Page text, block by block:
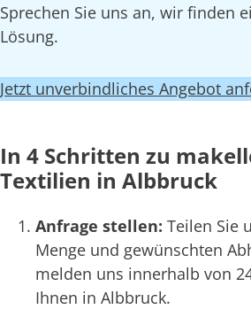
Sprechen Sie uns an, wir finden
Lösung.
Jetzt unverbindliches Angebot
In 4 Schritten zu
Textilien in Albbruck
Anfrage stellen: Teilen Sie
Menge und gewünschten
melden uns innerhalb von
Ihnen in Albbruck.